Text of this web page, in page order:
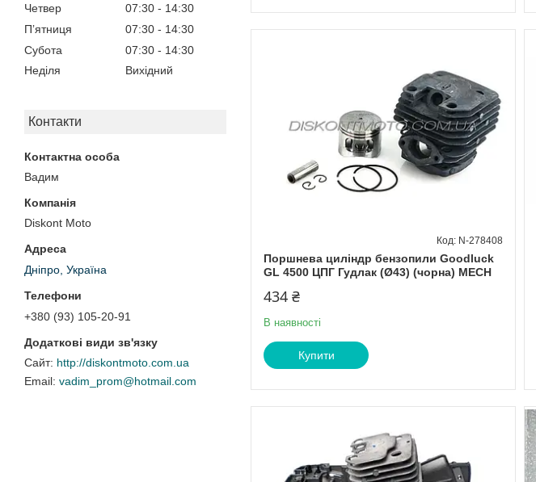
Четвер
07:30
14:30
Пʼятниця
07:30
14:30
Субота
07:30
14:30
Неділя
Вихідний
Контакти
Вадим
Diskont Moto
Дніпро, Україна
+380 (93) 105-20-91
http://diskontmoto.com.ua
vadim_prom@hotmail.com
Поршнева циліндр бензопили Goodluck
GL 4500 ЦПГ Гудлак (Ø43) (чорна) MECH
N-278408
434 ₴
В наявності
Купити